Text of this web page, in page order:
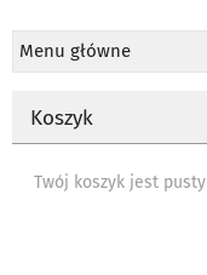
Menu główne
Koszyk
Twój koszyk jest pusty